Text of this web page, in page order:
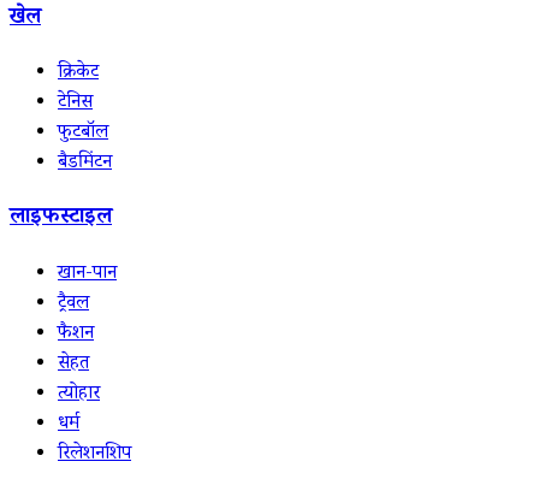
खेल
क्रिकेट
टेनिस
फुटबॉल
बैडमिंटन
लाइफस्टाइल
खान-पान
ट्रैवल
फैशन
सेहत
त्योहार
धर्म
रिलेशनशिप